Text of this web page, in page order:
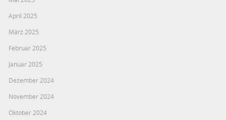
April 2025
März 2025
Februar 2025
Januar 2025
Dezember 2024
November 2024
Oktober 2024